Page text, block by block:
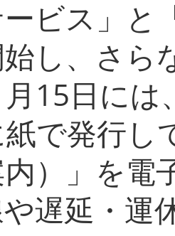
ービス」
し、さら
月15日に
紙で発行し
）」を電
遅延・運